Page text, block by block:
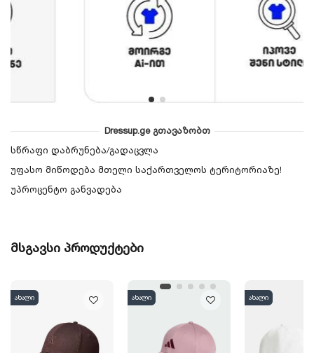
Dressup.ge გთავაზობთ
სწრაფი დაბრუნება/გადაცვლა
უფასო მიწოდება მთელი საქართველოს ტერიტორიაზე!
უპროცენტო განვადება
მსგავსი პროდუქტები
ახალი ახალი ახალი